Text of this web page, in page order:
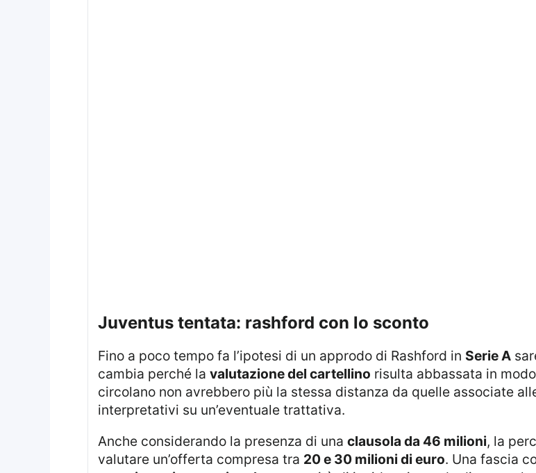
juventus tentata: rashford con lo sconto
Fino a poco tempo fa l’ipotesi di un approdo di Rashford in Serie A
cambia perché la valutazione del cartellino risulta abbassata in
circolano non avrebbero più la stessa distanza da quelle associate
interpretativi su un’eventuale trattativa.
Anche considerando la presenza di una clausola da 46 milioni, la
valutare un’offerta compresa tra 20 e 30 milioni di euro. Una fascia